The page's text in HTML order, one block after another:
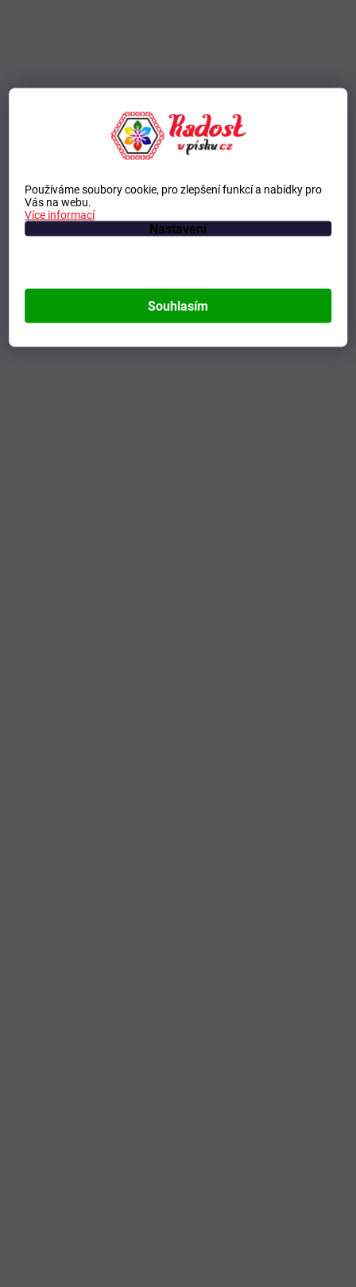
Používáme soubory cookie, pro zlepšení funkcí a nabídky pro
Vás na webu.
Více informací
Nastavení
Souhlasím